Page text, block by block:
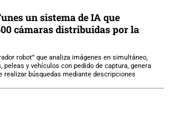
un sistema de IA que
cámaras distribuidas por la
robot” que analiza imágenes en simultáneo,
y vehículos con pedido de captura, genera
búsquedas mediante descripciones